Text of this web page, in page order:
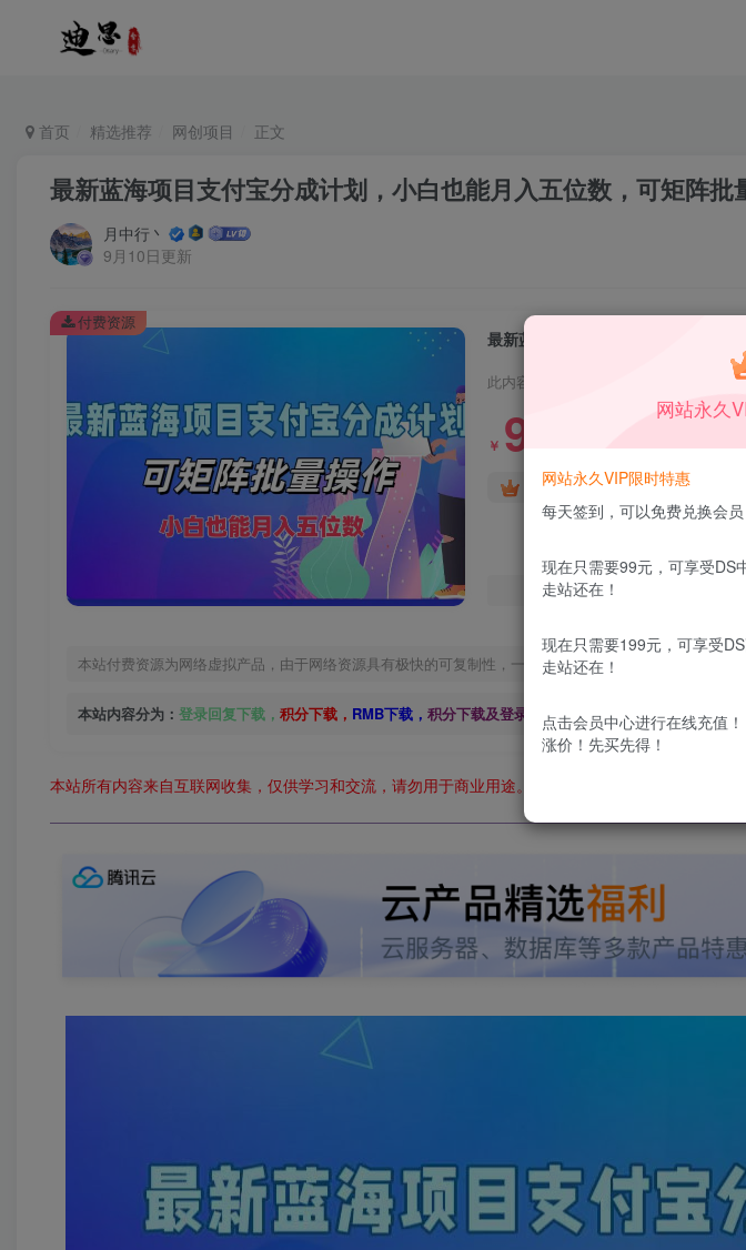
首页 精选推荐 网创项目 正文
最新蓝海项目支付宝分成计划，小白也能月入五位数，可矩阵批
月中行丶
9月10日更新
最新蓝海项目支付宝分成计划，小白
此内容为付费资源，请付费后查看
￥ 9.9 199
DS中级会员免费 DS高级会员
本站付费资源为网络虚拟产品，由于网络资源具有极快的可复制性，一经出售不予退款，购买如有疑问请
本站内容分为： 登录回复下载， 积分下载， RMB下载， 积分下载及登录回复下载，都为 免费资源，积分
付费资源
本站所有内容来自互联网收集，仅供学习和交流，请勿用于商业用途。如有侵权、不妥之处，请第一
网站永久
网站永久VIP限时特惠
每天签到，可以免费兑换会员
现在只需要99元，可享受DS
走站还在！
现在只需要199元，可享受
走站还在！
点击会员中心进行在线充值
涨价！先买先得！